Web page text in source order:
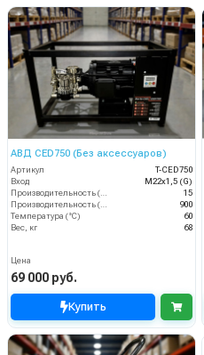
АВД CED750 (Без аксессуаров)
Артикул
T-CED750
Вход
M22х1,5 (G)
15
900
Температура (°C)
60
Вес, кг
68
Цена
69 000 руб.
Купить